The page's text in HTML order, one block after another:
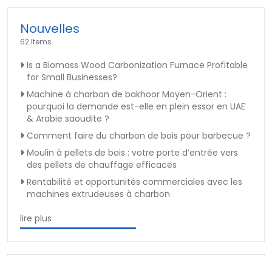
Nouvelles
62 Items
Is a Biomass Wood Carbonization Furnace Profitable
for Small Businesses?
Machine à charbon de bakhoor Moyen-Orient :
pourquoi la demande est-elle en plein essor en UAE
& Arabie saoudite ?
Comment faire du charbon de bois pour barbecue ?
Moulin à pellets de bois : votre porte d’entrée vers
des pellets de chauffage efficaces
Rentabilité et opportunités commerciales avec les
machines extrudeuses à charbon
lire plus